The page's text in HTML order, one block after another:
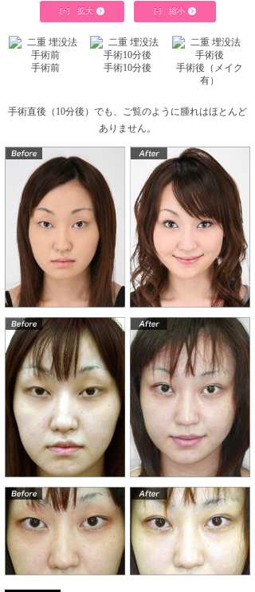
[+] 拡大 [-] 縮小
手術前 手術10分後
手術後（メイク
有）
手術直後（10分後）でも、ご覧のように腫れはほとんど
ありません。